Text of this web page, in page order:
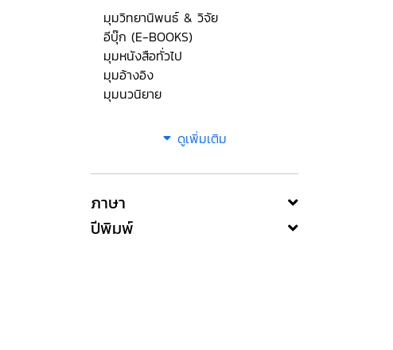
มุมวิทยานิพนธ์ & วิจัย
อีบุ๊ก (E-BOOKS)
มุมหนังสือทั่วไป
มุมอ้างอิง
มุมนวนิยาย
ดูเพิ่มเติม
ภาษา
ปีพิมพ์